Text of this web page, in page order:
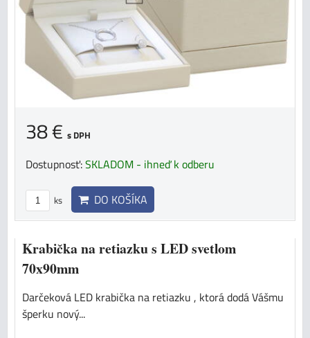
38 € s DPH
Dostupnosť:SKLADOM - ihneď k odberu
ks DO KOŠÍKA
Krabička na retiazku s LED svetlom
70x90mm
Darčeková LED krabička na retiazku , ktorá dodá Vášmu
šperku nový...